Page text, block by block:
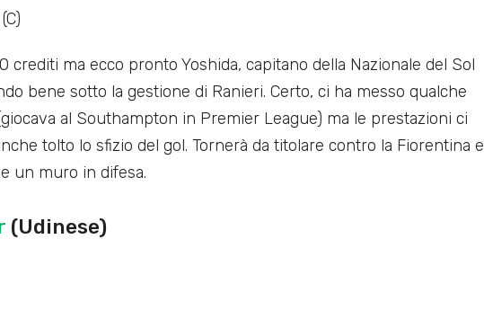
(C)
crediti ma ecco pronto Yoshida, capitano della Nazionale del Sol
bene sotto la gestione di Ranieri. Certo, ci ha messo qualche
al Southampton in Premier League) ma le prestazioni ci
tolto lo sfizio del gol. Tornerà da titolare contro la Fiorentina e
un muro in difesa.
(Udinese)